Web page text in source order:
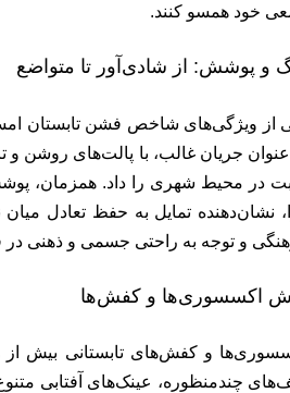
خود همسو کنند.
و پوشش: از شادی‌آور تا متواضع
از ویژگی‌های شاخص فشن تابستان
عنوان جریان غالب، با پالت‌های روشن
در محیط شهری را داد. همزمان،
نشان‌دهنده تمایل به حفظ تعادل میان
و توجه به راحتی جسمی و ذهنی
اکسسوری‌ها و کفش‌ها
و کفش‌های تابستانی بیش از
چندمنظوره، عینک‌های آفتابی